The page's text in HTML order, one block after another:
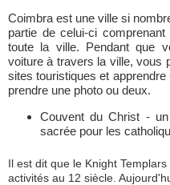
Coimbra est une ville si
partie de celui-ci
toute la ville. Pendant que
voiture à travers la ville, vous
sites touristiques et
prendre une photo ou deux.
Couvent du Christ -
sacrée pour les
Il est dit que le Knight
activités au 12 siècle.